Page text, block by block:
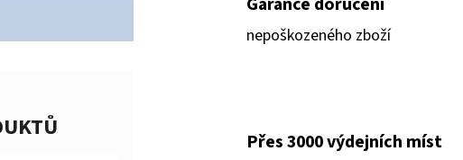
nepoškozeného zboží
Přes 3000 výdejních míst